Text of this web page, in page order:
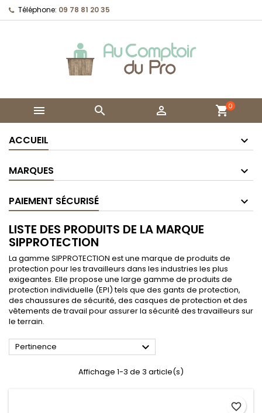
Téléphone: 09 78 81 20 35
   shopping_cart0
ACCUEIL
MARQUES
PAIEMENT SÉCURISÉ
LISTE DES PRODUITS DE LA MARQUE
SIPPROTECTION
La gamme SIPPROTECTION est une marque de produits de
protection pour les travailleurs dans les industries les plus
exigeantes. Elle propose une large gamme de produits de
protection individuelle (EPI) tels que des gants de protection,
des chaussures de sécurité, des casques de protection et des
vêtements de travail pour assurer la sécurité des travailleurs sur
le terrain.
Pertinence 
Affichage 1-3 de 3 article(s)
favorite_border